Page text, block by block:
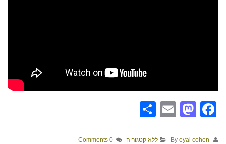
Facebook
Mastodon
Email
eyal cohen ללא קטגוריה 0 Comments